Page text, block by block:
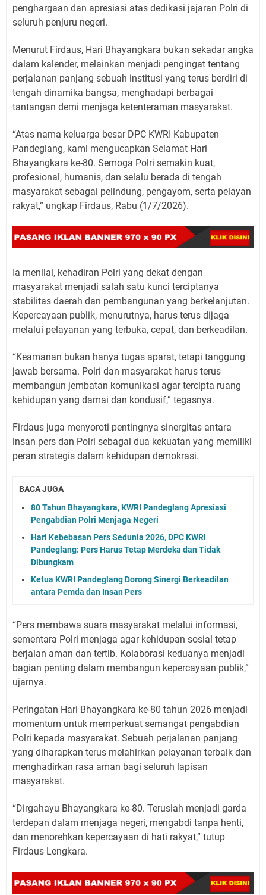
penghargaan dan apresiasi atas dedikasi jajaran Polri di
seluruh penjuru negeri.
Menurut Firdaus, Hari Bhayangkara bukan sekadar angka
dalam kalender, melainkan menjadi pengingat tentang
perjalanan panjang sebuah institusi yang terus berdiri di
tengah dinamika bangsa, menghadapi berbagai
tantangan demi menjaga ketenteraman masyarakat.
“Atas nama keluarga besar DPC KWRI Kabupaten
Pandeglang, kami mengucapkan Selamat Hari
Bhayangkara ke-80. Semoga Polri semakin kuat,
profesional, humanis, dan selalu berada di tengah
masyarakat sebagai pelindung, pengayom, serta pelayan
rakyat,” ungkap Firdaus, Rabu (1/7/2026).
Ia menilai, kehadiran Polri yang dekat dengan
masyarakat menjadi salah satu kunci terciptanya
stabilitas daerah dan pembangunan yang berkelanjutan.
Kepercayaan publik, menurutnya, harus terus dijaga
melalui pelayanan yang terbuka, cepat, dan berkeadilan.
“Keamanan bukan hanya tugas aparat, tetapi tanggung
jawab bersama. Polri dan masyarakat harus terus
membangun jembatan komunikasi agar tercipta ruang
kehidupan yang damai dan kondusif,” tegasnya.
Firdaus juga menyoroti pentingnya sinergitas antara
insan pers dan Polri sebagai dua kekuatan yang memiliki
peran strategis dalam kehidupan demokrasi.
BACA JUGA
80 Tahun Bhayangkara, KWRI Pandeglang Apresiasi
Pengabdian Polri Menjaga Negeri
Hari Kebebasan Pers Sedunia 2026, DPC KWRI
Pandeglang: Pers Harus Tetap Merdeka dan Tidak
Dibungkam
Ketua KWRI Pandeglang Dorong Sinergi Berkeadilan
antara Pemda dan Insan Pers
“Pers membawa suara masyarakat melalui informasi,
sementara Polri menjaga agar kehidupan sosial tetap
berjalan aman dan tertib. Kolaborasi keduanya menjadi
bagian penting dalam membangun kepercayaan publik,”
ujarnya.
Peringatan Hari Bhayangkara ke-80 tahun 2026 menjadi
momentum untuk memperkuat semangat pengabdian
Polri kepada masyarakat. Sebuah perjalanan panjang
yang diharapkan terus melahirkan pelayanan terbaik dan
menghadirkan rasa aman bagi seluruh lapisan
masyarakat.
“Dirgahayu Bhayangkara ke-80. Teruslah menjadi garda
terdepan dalam menjaga negeri, mengabdi tanpa henti,
dan menorehkan kepercayaan di hati rakyat,” tutup
Firdaus Lengkara.